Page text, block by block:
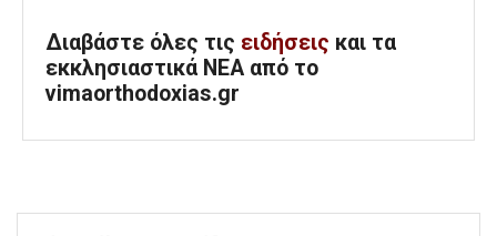
Διαβάστε όλες τις ειδήσεις και τα
εκκλησιαστικά ΝΕΑ από το
vimaorthodoxias.gr